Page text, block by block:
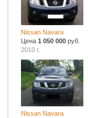
Nissan Navara
Цена1 050 000 руб.
2010 г.
Nissan Navara